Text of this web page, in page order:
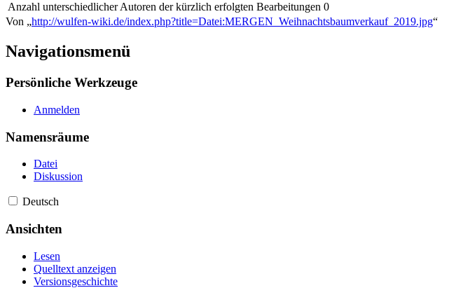
Anzahl unterschiedlicher Autoren der kürzlich erfolgten Bearbeitungen 0
Von „http://wulfen-wiki.de/index.php?title=Datei:MERGEN_Weihnachtsbaumverkauf_2019.jpg“
Navigationsmenü
Persönliche Werkzeuge
Anmelden
Namensräume
Datei
Diskussion
Deutsch
Ansichten
Lesen
Quelltext anzeigen
Versionsgeschichte